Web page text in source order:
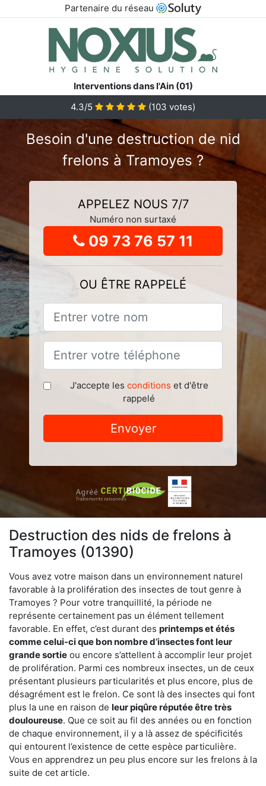
Partenaire du réseau
Interventions dans l'Ain (01)
4.3/5 (103 votes)
Besoin d'une destruction de nid
frelons à Tramoyes ?
APPELEZ NOUS 7/7
Numéro non surtaxé
09 73 76 57 11
OU ÊTRE RAPPELÉ
J'accepte les conditions et d'être
rappelé
Envoyer
Destruction des nids de frelons à
Tramoyes (01390)
Vous avez votre maison dans un environnement naturel
favorable à la prolifération des insectes de tout genre à
Tramoyes ? Pour votre tranquillité, la période ne
représente certainement pas un élément tellement
favorable. En effet, c’est durant des printemps et étés
comme celui-ci que bon nombre d’insectes font leur
grande sortie ou encore s’attellent à accomplir leur projet
de prolifération. Parmi ces nombreux insectes, un de ceux
présentant plusieurs particularités et plus encore, plus de
désagrément est le frelon. Ce sont là des insectes qui font
plus la une en raison de leur piqûre réputée être très
douloureuse. Que ce soit au fil des années ou en fonction
de chaque environnement, il y a là assez de spécificités
qui entourent l’existence de cette espèce particulière.
Vous en apprendrez un peu plus encore sur les frelons à la
suite de cet article.